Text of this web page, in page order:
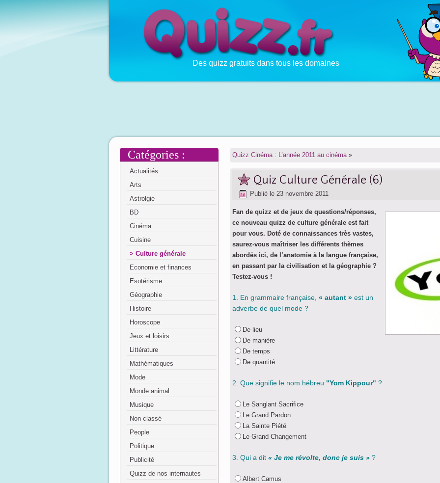
Des quizz gratuits dans tous les domaines
Catégories :
Actualités
Arts
Astrolgie
BD
Cinéma
Cuisine
Culture générale
Economie et finances
Esotérisme
Géographie
Histoire
Horoscope
Jeux et loisirs
Littérature
Mathématiques
Mode
Monde animal
Musique
Non classé
People
Politique
Publicité
Quizz de nos internautes
Quizz Cinéma : L’année 2011 au cinéma»
Quiz Culture Générale (6)
Publié le 23 novembre 2011
Fan de quizz et de jeux de questions/réponses,
ce nouveau quizz de culture générale est fait
pour vous. Doté de connaissances très vastes,
saurez-vous maîtriser les différents thèmes
abordés ici, de l’anatomie à la langue française,
en passant par la civilisation et la géographie ?
Testez-vous !
1. En grammaire française, « autant » est un
adverbe de quel mode ?
De lieu
De manière
De temps
De quantité
2. Que signifie le nom hébreu "Yom Kippour" ?
Le Sanglant Sacrifice
Le Grand Pardon
La Sainte Piété
Le Grand Changement
3. Qui a dit « Je me révolte, donc je suis » ?
Albert Camus